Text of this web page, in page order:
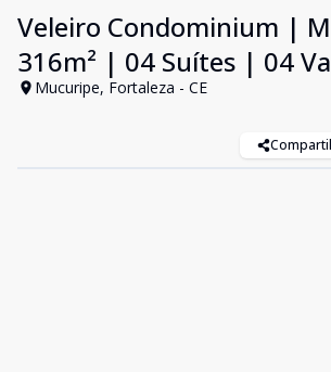
Veleiro Condominium |
316m² | 04 Suítes | 04
Mucuripe, Fortaleza - CE